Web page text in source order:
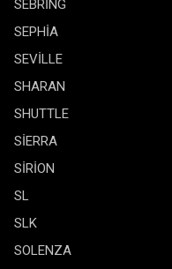
SEBRİNG
SEPHİA
SEVİLLE
SHARAN
SHUTTLE
SİERRA
SİRİON
SL
SLK
SOLENZA